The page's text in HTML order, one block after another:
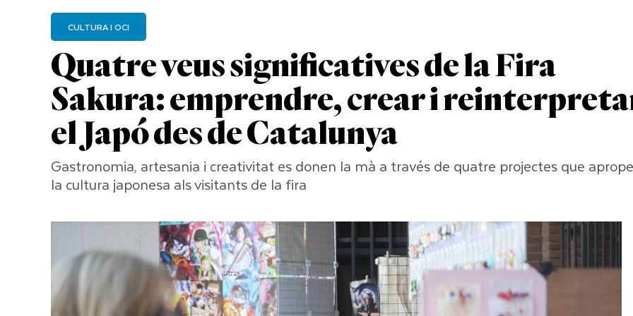
Quatre veus significatives de la Fira
Sakura: emprendre, crear i
el Japó des de Catalunya
CULTURA I OCI
Gastronomia, artesania i creativitat es donen la mà a través de quatre projectes que
la cultura japonesa als visitants de la fira